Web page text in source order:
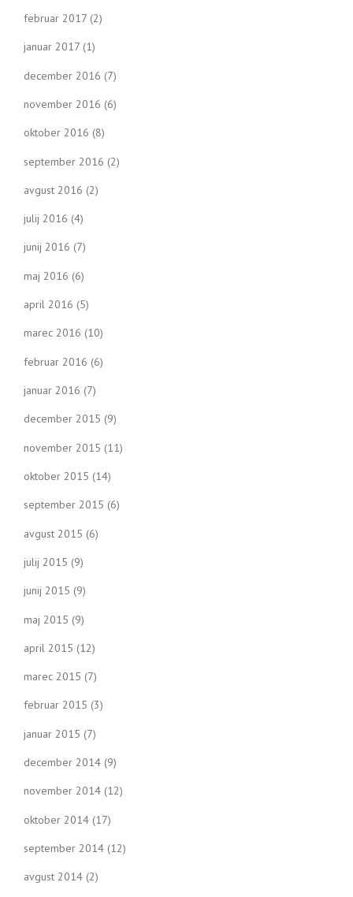
februar 2017 (2)
januar 2017 (1)
december 2016 (7)
november 2016 (6)
oktober 2016 (8)
september 2016 (2)
avgust 2016 (2)
julij 2016 (4)
junij 2016 (7)
maj 2016 (6)
april 2016 (5)
marec 2016 (10)
februar 2016 (6)
januar 2016 (7)
december 2015 (9)
november 2015 (11)
oktober 2015 (14)
september 2015 (6)
avgust 2015 (6)
julij 2015 (9)
junij 2015 (9)
maj 2015 (9)
april 2015 (12)
marec 2015 (7)
februar 2015 (3)
januar 2015 (7)
december 2014 (9)
november 2014 (12)
oktober 2014 (17)
september 2014 (12)
avgust 2014 (2)